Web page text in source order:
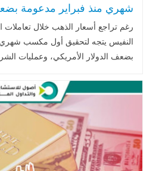
شهري منذ فبراير مدعومة
الأمريكي
رغم تراجع أسعار الذهب خلال تعاملات
النفيس يتجه لتحقيق أول مكسب شهري
التوترات الجيوسياسية في الشرق